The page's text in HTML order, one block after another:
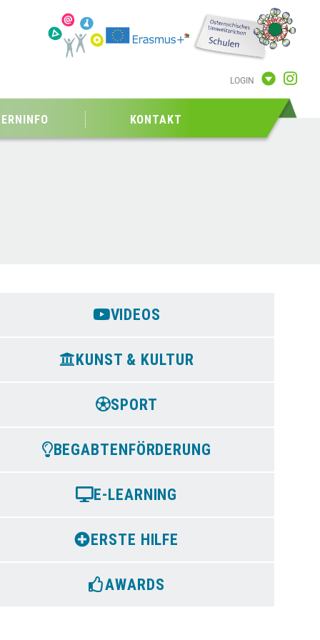
LOGIN
KONTAKT
VIDEOS
KUNST & KULTUR
SPORT
BEGABTENFÖRDERUNG
E-LEARNING
ERSTE HILFE
AWARDS